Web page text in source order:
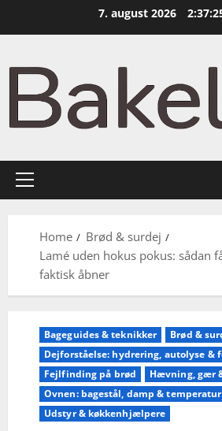
7. august 2026
Primary
Home
Brød & surdej
Lamé uden hokus pokus: sådan
faktisk åbner
Bageguides & teknikker
Brød &
Dejforståelse: hydrering, autolyse &
Fejlfinding på brød
Hævning, gær
Ovnen: bagestål, damp & temperatur
Udstyr & køkkenhjælpere